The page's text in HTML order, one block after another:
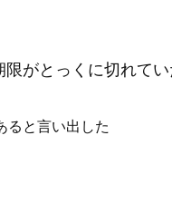
がとっくに切れてい
ると言い出した